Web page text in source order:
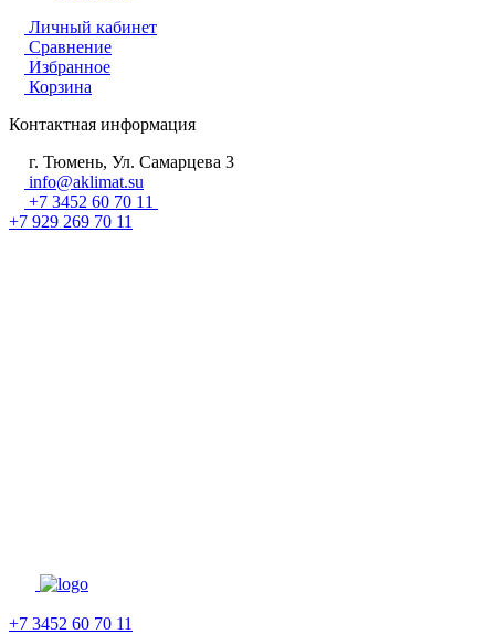
Личный кабинет
Сравнение
Избранное
Корзина
Контактная информация
г. Тюмень, Ул. Самарцева 3
info@aklimat.su
+7 3452 60 70 11
+7 929 269 70 11
+7 3452 60 70 11